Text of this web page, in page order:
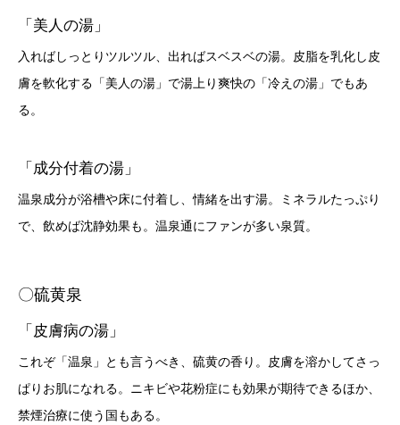
「美人の湯」
入ればしっとりツルツル、出ればスベスベの湯。皮脂を乳化し皮
膚を軟化する「美人の湯」で湯上り爽快の「冷えの湯」でもあ
る。
「成分付着の湯」
温泉成分が浴槽や床に付着し、情緒を出す湯。ミネラルたっぷり
で、飲めば沈静効果も。温泉通にファンが多い泉質。
〇硫黄泉
「皮膚病の湯」
これぞ「温泉」とも言うべき、硫黄の香り。皮膚を溶かしてさっ
ぱりお肌になれる。ニキビや花粉症にも効果が期待できるほか、
禁煙治療に使う国もある。